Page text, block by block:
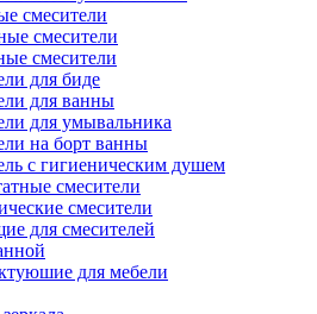
смесители
смесители
смесители
для биде
для ванны
для умывальника
на борт ванны
с гигиеническим душем
смесители
смесители
для смесителей
для мебели